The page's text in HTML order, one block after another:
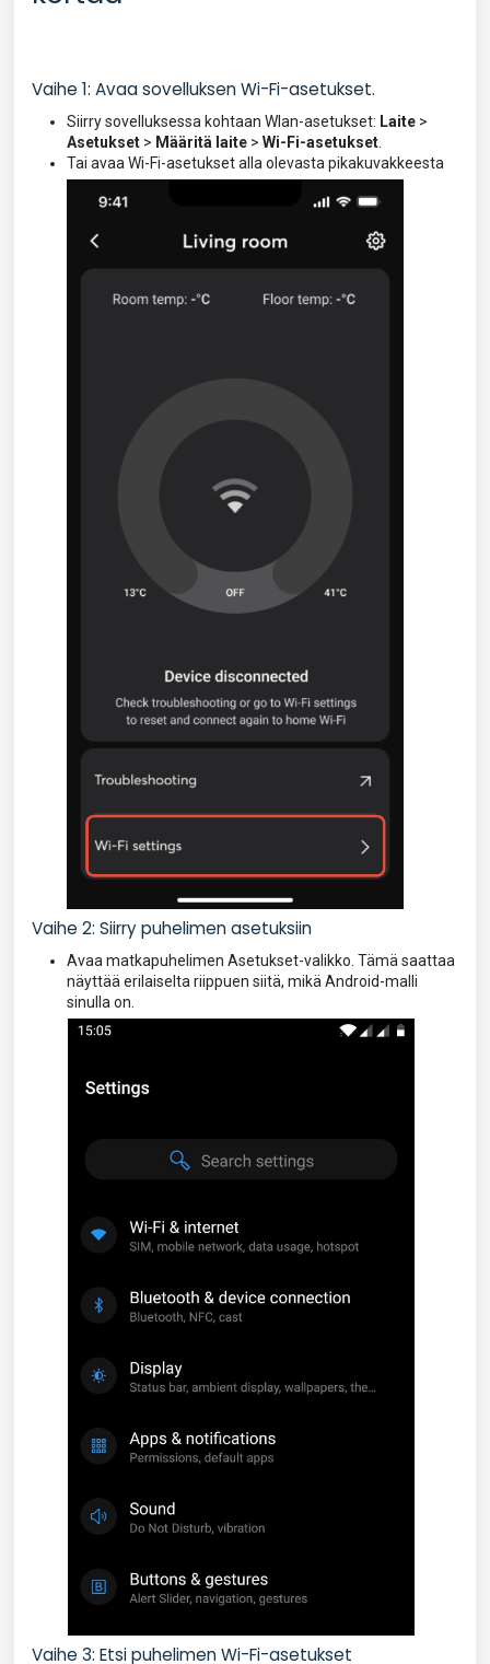
Vaihe 1: Avaa sovelluksen Wi-Fi-asetukset.
Siirry sovelluksessa kohtaan Wlan-asetukset: Laite >
Asetukset > Määritä laite > Wi-Fi-asetukset
Tai avaa Wi-Fi-asetukset alla olevasta pikakuvakkeesta
Vaihe 2: Siirry puhelimen asetuksiin
Avaa matkapuhelimen Asetukset-valikko. Tämä saattaa
näyttää erilaiselta riippuen siitä, mikä Android-malli
sinulla on.
Vaihe 3: Etsi puhelimen Wi-Fi-asetukset